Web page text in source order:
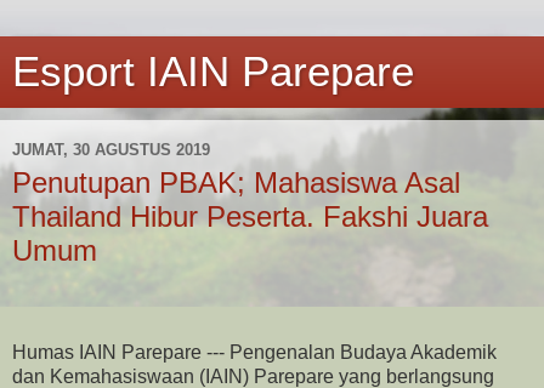
Esport IAIN Parepare
JUMAT, 30 AGUSTUS 2019
Penutupan PBAK; Mahasiswa Asal
Thailand Hibur Peserta. Fakshi Juara
Umum
Humas IAIN Parepare --- Pengenalan Budaya Akademik
dan Kemahasiswaan (IAIN) Parepare yang berlangsung